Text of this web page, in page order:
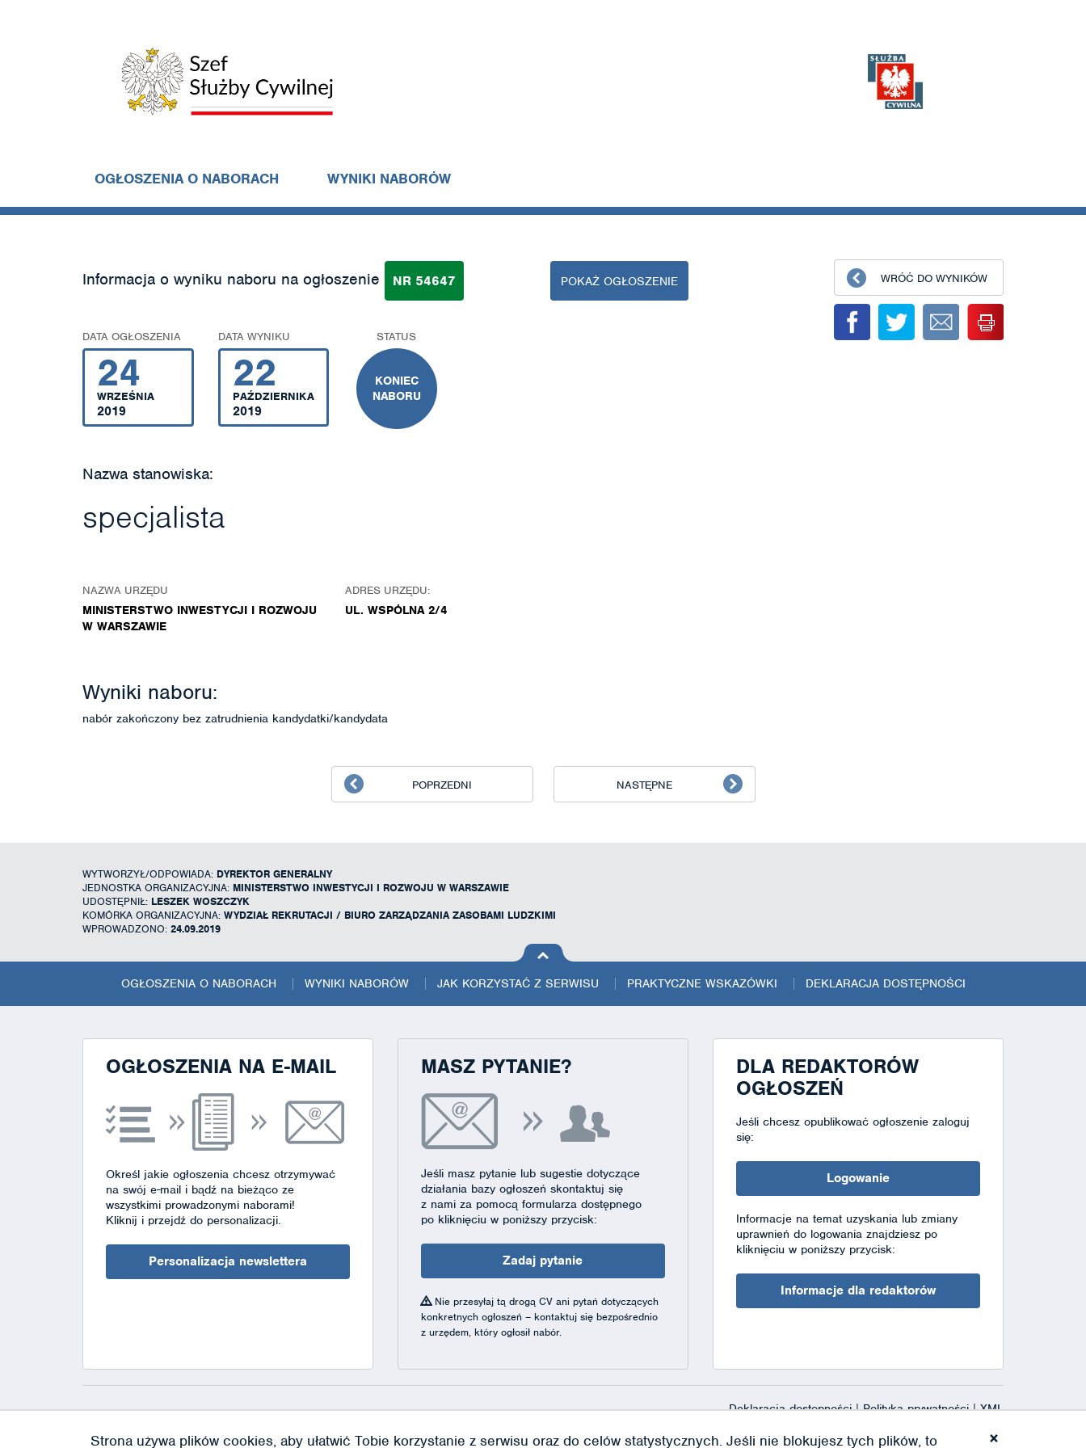
OGŁOSZENIA O NABORACH WYNIKI NABORÓW
Informacja o wyniku naboru na ogłoszenie NR 54647 POKAŻ OGŁOSZENIE
DATA OGŁOSZENIA
24
WRZEŚNIA
2019
DATA WYNIKU
22
PAŹDZIERNIKA
2019
STATUS
KONIEC
NABORU
Nazwa stanowiska:
specjalista
NAZWA URZĘDU
MINISTERSTWO INWESTYCJI I ROZWOJU
W WARSZAWIE
ADRES URZĘDU:
UL. WSPÓLNA 2/4
Wyniki naboru:
nabór zakończony bez zatrudnienia kandydatki/kandydata
WRÓĆ DO WYNIKÓW
POPRZEDNI NASTĘPNE
WYTWORZYŁ/ODPOWIADA: DYREKTOR GENERALNY
JEDNOSTKA ORGANIZACYJNA: MINISTERSTWO INWESTYCJI I ROZWOJU W WARSZAWIE
UDOSTĘPNIŁ: LESZEK WOSZCZYK
KOMÓRKA ORGANIZACYJNA: WYDZIAŁ REKRUTACJI / BIURO ZARZĄDZANIA ZASOBAMI LUDZKIMI
WPROWADZONO: 24.09.2019
na górę
strony
OGŁOSZENIA O NABORACH WYNIKI NABORÓW JAK KORZYSTAĆ Z SERWISU PRAKTYCZNE WSKAZÓWKI DEKLARACJA DOSTĘPNOŚCI
OGŁOSZENIA NA E-MAIL
Określ jakie ogłoszenia chcesz otrzymywać
na swój e-mail i bądź na bieżąco ze
wszystkimi prowadzonymi naborami!
Kliknij i przejdź do personalizacji.
Personalizacja newslettera
MASZ PYTANIE?
Jeśli masz pytanie lub sugestie dotyczące
działania bazy ogłoszeń skontaktuj się
z nami za pomocą formularza dostępnego
po kliknięciu w poniższy przycisk:
Zadaj pytanie
Nie przesyłaj tą drogą CV ani pytań dotyczących
konkretnych ogłoszeń – kontaktuj się bezpośrednio
z urzędem, który ogłosił nabór.
DLA REDAKTORÓW
OGŁOSZEŃ
Jeśli chcesz opublikować ogłoszenie zaloguj
się:
Logowanie
Informacje na temat uzyskania lub zmiany
uprawnień do logowania znajdziesz po
kliknięciu w poniższy przycisk:
Informacje dla redaktorów
Deklaracja dostępności|Polityka prywatności|XML
Strona używa plików cookies, aby ułatwić Tobie korzystanie z serwisu oraz do celów statystycznych. Jeśli nie blokujesz tych plików, to ×